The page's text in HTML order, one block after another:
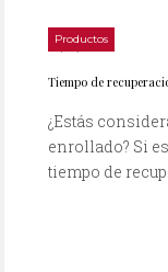
Productos
Tiempo de
¿Estás
enrollado? Si
tiempo de